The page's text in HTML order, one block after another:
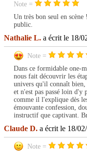
Note =
Un très bon seul en
public.
Nathalie L. a écrit le 18/
Note =
Dans ce formidable one-
nous fait découvrir les
univers qu'il connaît
et n'est pas passé loin
comme il l'explique dès
émouvante confession,
instructif que captivant.
Claude D. a écrit le 18/
Note =